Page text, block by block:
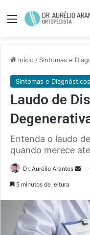
Menu
Início / Sintomas e
Sintomas e Diagnósticos
Laudo de
Entenda o laudo
quando merece
Dr. Aurélio Arantes
5 minutos de leitura